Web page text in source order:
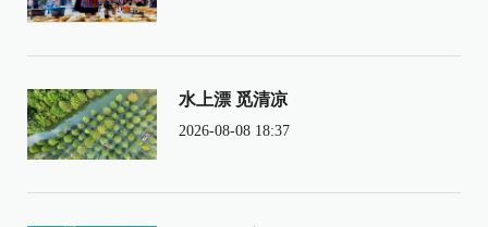
水上漂 觅清凉
2026-08-08 18:37